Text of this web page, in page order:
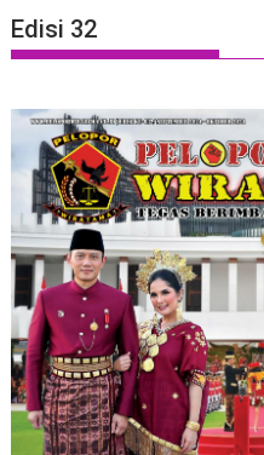
Edisi 32